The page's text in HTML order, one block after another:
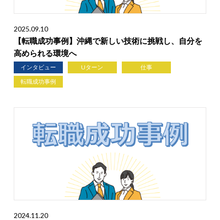
2025.09.10
【転職成功事例】沖縄で新しい技術に挑戦し、自分を
高められる環境へ
インタビュー Uターン
仕事
転職成功事例
2024.11.20